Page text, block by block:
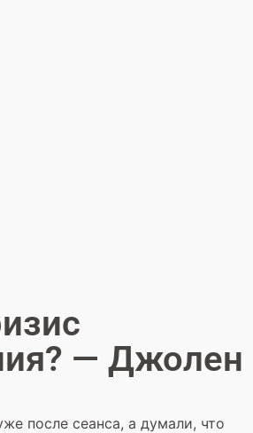
— Джолен
после сеанса, а думали, что